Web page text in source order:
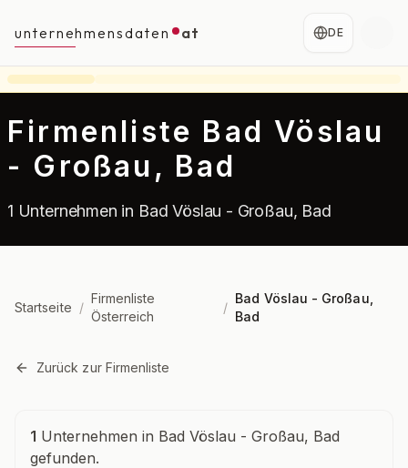
unternehmensdaten at DE
Firmenliste Bad Vöslau
- Großau, Bad
1 Unternehmen in Bad Vöslau - Großau, Bad
Startseite /
Firmenliste
Österreich
/
Bad Vöslau - Großau,
Bad
Zurück zur Firmenliste
Unternehmensübersicht
1 Unternehmen in Bad Vöslau - Großau, Bad
gefunden.